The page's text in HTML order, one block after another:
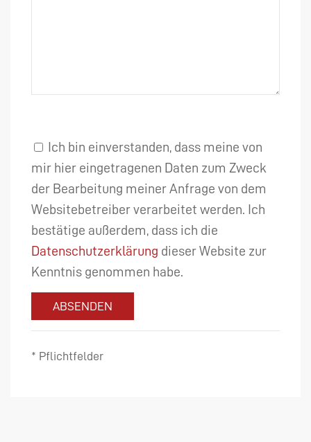
Ich bin einverstanden, dass meine von
mir hier eingetragenen Daten zum Zweck
der Bearbeitung meiner Anfrage von dem
Websitebetreiber verarbeitet werden. Ich
bestätige außerdem, dass ich die
Datenschutzerklärung dieser Website zur
Kenntnis genommen habe.
ABSENDEN
* Pflichtfelder